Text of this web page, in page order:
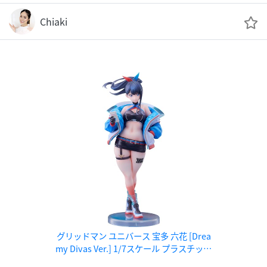
Chiaki
グリッドマン ユニバース 宝多 六花 [Drea
my Divas Ver.] 1/7スケール プラスチック